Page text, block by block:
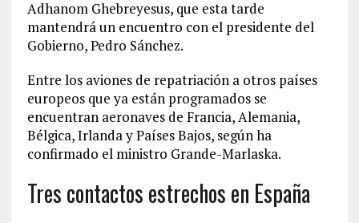
Adhanom Ghebreyesus, que esta tarde
mantendrá un encuentro con el presidente del
Gobierno, Pedro Sánchez.
Entre los aviones de repatriación a otros países
europeos que ya están programados se
encuentran aeronaves de Francia, Alemania,
Bélgica, Irlanda y Países Bajos, según ha
confirmado el ministro Grande-Marlaska.
Tres contactos estrechos en España